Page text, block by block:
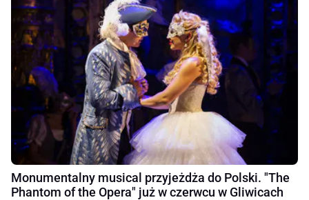
Monumentalny musical przyjeżdża do Polski. "The
Phantom of the Opera" już w czerwcu w Gliwicach